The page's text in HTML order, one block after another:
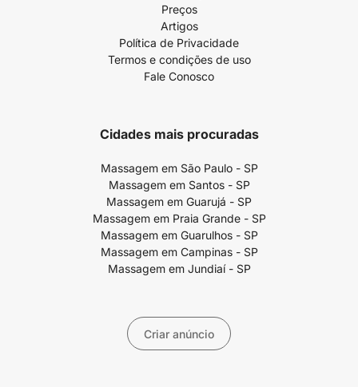
Preços
Artigos
Política de Privacidade
Termos e condições de uso
Fale Conosco
Cidades mais procuradas
Massagem em São Paulo - SP
Massagem em Santos - SP
Massagem em Guarujá - SP
Massagem em Praia Grande - SP
Massagem em Guarulhos - SP
Massagem em Campinas - SP
Massagem em Jundiaí - SP
Criar anúncio